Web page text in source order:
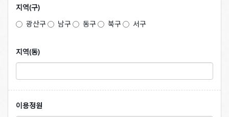
지역(구)
광산구
남구 동구 북구 서구
지역(동)
이용정원